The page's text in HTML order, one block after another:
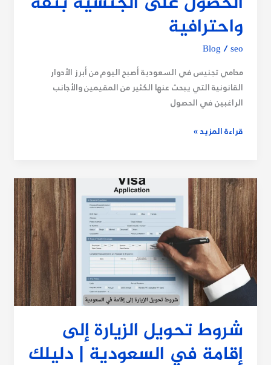
واحترافية
Blog /seo
محامي تجنيس في السعودية أصبح اليوم من أبرز الأدوار
القانونية التي يبحث عنها الكثير من المقيمين والأجانب
الراغبين في الحصول
قراءة المزيد »
شروط تحويل الزيارة إلى
إقامة في السعودية | دليلك
شروط
تحويل
الزيارة
إلى
إقامة
في
السعودية
|
دليلك
الشامل
لتحقيق
الاستقرار